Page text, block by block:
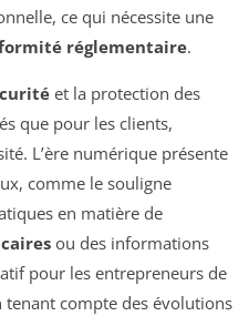
ce qui nécessite une
réglementaire.
et la protection des
que pour les clients,
L’ère numérique présente
comme le souligne
en matière de
ou des informations
pour les entrepreneurs de
tenant compte des évolutions